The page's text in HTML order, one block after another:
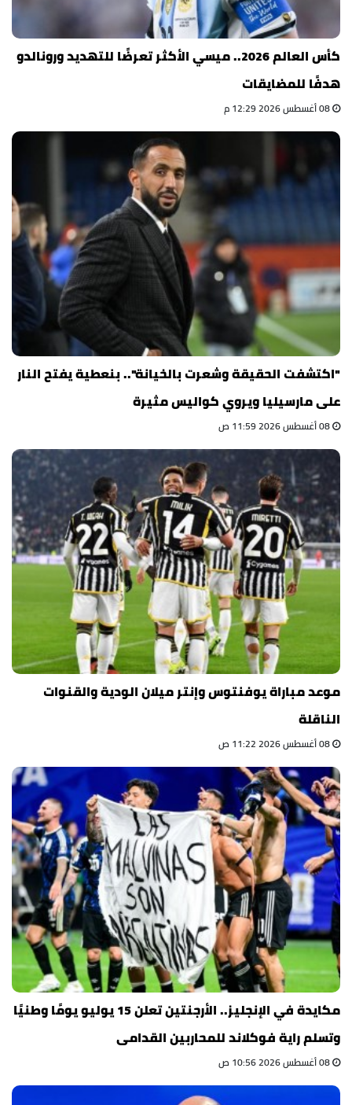
كأس العالم 2026.. ميسي الأكثر تعرضًا للتهديد ورونالدو
هدفًا للمضايقات
"اكتشفت الحقيقة وشعرت بالخيانة".. بنعطية يفتح النار
على مارسيليا ويروي كواليس مثيرة
موعد مباراة يوفنتوس وإنتر ميلان الودية والقنوات
الناقلة
مكايدة في الإنجليز.. الأرجنتين تعلن 15 يوليو يومًا وطنيًا
وتسلم راية فوكلاند للمحاربين القدامى